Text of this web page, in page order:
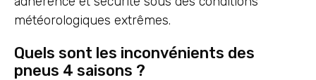
météorologiques extrêmes.
Quels sont les inconvénients des
pneus 4 saisons ?